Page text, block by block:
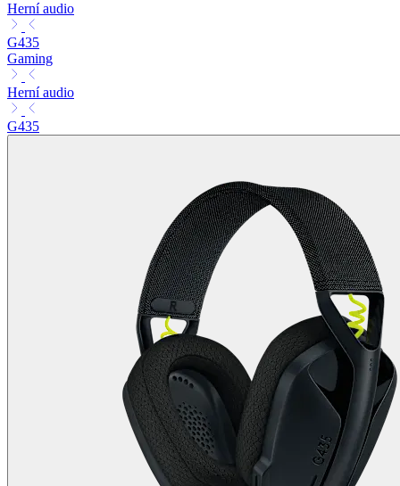
Herní audio
G435
Gaming
Herní audio
G435